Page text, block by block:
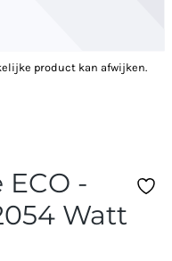
product kan afwijken.
-
Watt